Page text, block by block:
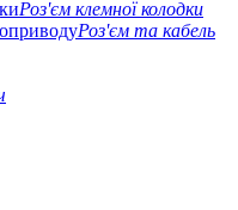
Роз'єм клемної колодки
Роз'єм та кабель